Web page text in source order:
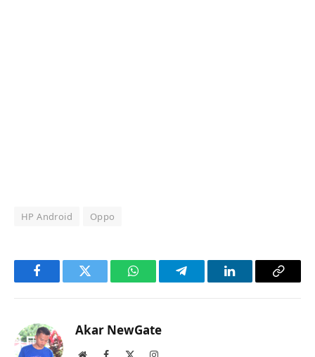
HP Android Oppo
FacebookTwitter WhatsAppTelegramLinkedInCopy
Akar NewGate
WebsiteFacebook Instagram